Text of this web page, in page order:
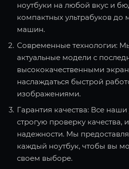
ноутбуки на любой вкус и
компактных ультрабуков
машин.
Современные технологии:
актуальные модели с
высококачественными
наслаждаться быстрой
изображениями.
Гарантия качества: Все
строгую проверку качества,
надежности. Мы
каждый ноутбук, чтобы вы
своем выборе.